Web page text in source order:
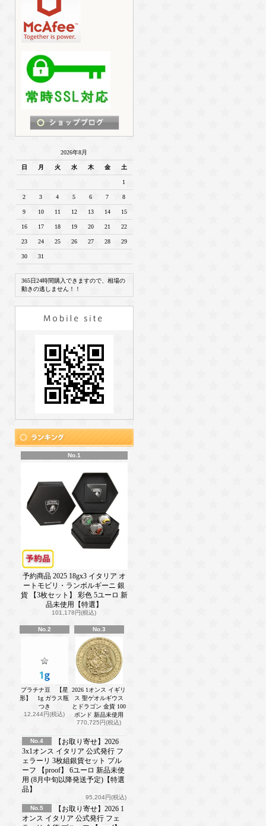
2026年8月
日 月 火 水 木 金 土
1
2 3 4 5 6 7 8
9 10 11 12 13 14 15
16 17 18 19 20 21 22
23 24 25 26 27 28 29
30 31
365日24時間購入できますので、相場の
動きの逃しません！！
No.1
予約商品 2025 18gx3 イタリア オ
ートモビリ・ランボルギーニ 銀
貨 【3枚セット】 彩色 5ユーロ 新
品未使用【特選】
101,178円(税込)
No.2
プラチナ豆 【星
形】 1g ガラス瓶
つき
12,244円(税込)
No.3
2026 1オンス イギリ
ス 聖ゲオルギウス
とドラゴン 金貨 100
ポンド 新品未使用
770,725円(税込)
No.4
【お取り寄せ】2026
3x1オンス イタリア 公式発行 フ
ェラーリ 3枚組銀貨セット プル
ーフ 【proof】 6ユーロ 新品未使
用 (8月中旬以降発送予定)【特選
品】
95,204円(税込)
No.5
【お取り寄せ】2026 1
オンス イタリア 公式発行 フェ